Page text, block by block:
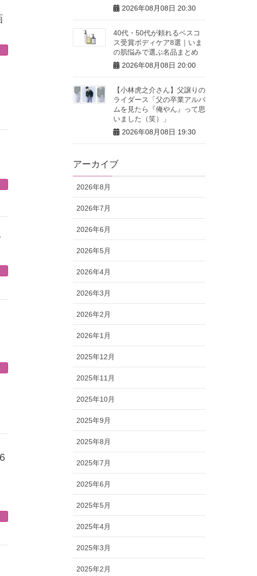
2026年08月08日 20:30
40代・50代が頼れるベスコ
ス受賞ボディケア8選｜いま
の肌悩みで選ぶ名品まとめ
2026年08月08日 20:00
【小林虎之介さん】父譲りの
ライダース「父の卒業アルバ
ムを見たら『俺やん』って思
いました（笑）」
2026年08月08日 19:30
アーカイブ
2026年8月
2026年7月
2026年6月
2026年5月
2026年4月
2026年3月
2026年2月
2026年1月
2025年12月
2025年11月
2025年10月
2025年9月
2025年8月
2025年7月
2025年6月
2025年5月
2025年4月
2025年3月
2025年2月